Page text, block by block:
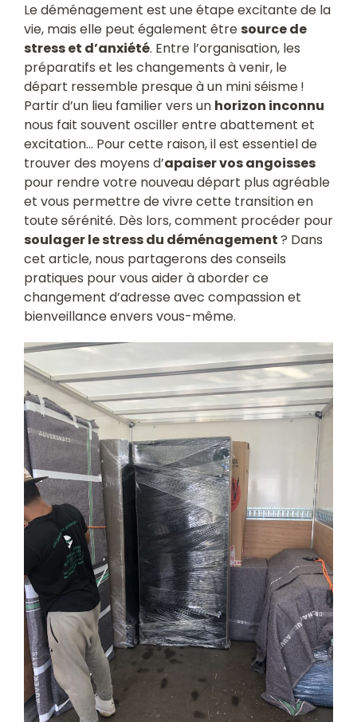
Le déménagement est une étape excitante de la
vie, mais elle peut également être source de
stress et d’anxiété. Entre l’organisation, les
préparatifs et les changements à venir, le
départ ressemble presque à un mini séisme !
Partir d’un lieu familier vers un horizon inconnu
nous fait souvent osciller entre abattement et
excitation… Pour cette raison, il est essentiel de
trouver des moyens d’apaiser vos angoisses
pour rendre votre nouveau départ plus agréable
et vous permettre de vivre cette transition en
toute sérénité. Dès lors, comment procéder pour
soulager le stress du déménagement? Dans
cet article, nous partagerons des conseils
pratiques pour vous aider à aborder ce
changement d’adresse avec compassion et
bienveillance envers vous-même.